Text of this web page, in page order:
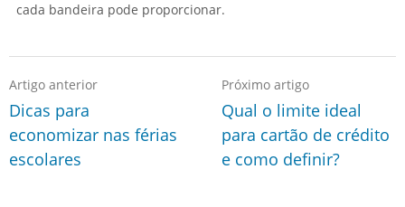
cada bandeira pode proporcionar.
Artigo anterior
Dicas para
economizar nas férias
escolares
Próximo artigo
Qual o limite ideal
para cartão de crédito
e como definir?